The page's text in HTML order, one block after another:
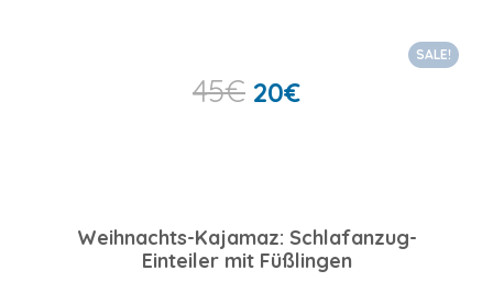
SALE!
45€ 20€
Weihnachts-Kajamaz: Schlafanzug-
Einteiler mit Füßlingen